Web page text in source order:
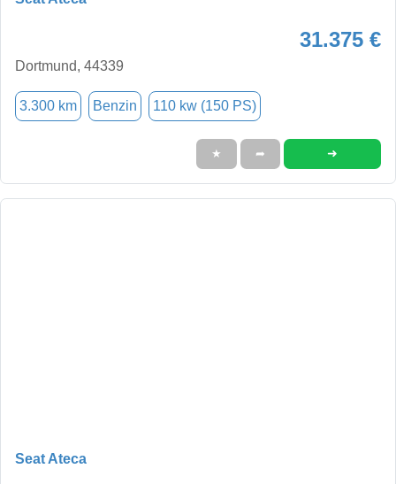
31.375 €
Dortmund, 44339
3.300 km Benzin 110 kw (150 PS)
★ ➦ ➜
Seat Ateca